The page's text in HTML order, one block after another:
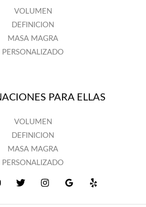
VOLUMEN
DEFINICION
MASA MAGRA
PERSONALIZADO
PARA ELLAS
VOLUMEN
DEFINICION
MASA MAGRA
PERSONALIZADO